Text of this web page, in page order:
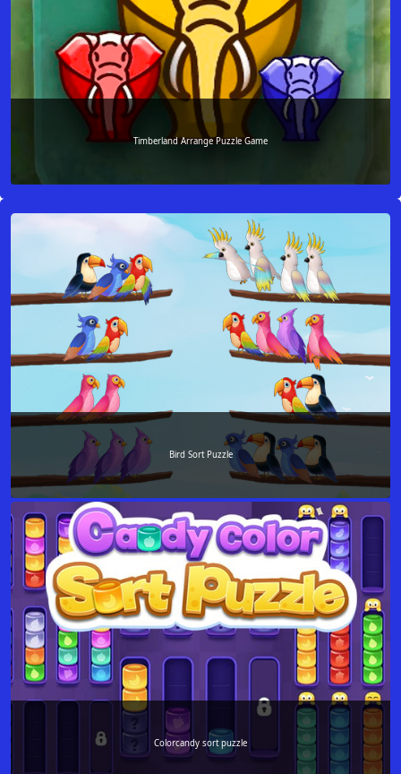
Timberland Arrange Puzzle Game
Bird Sort Puzzle
Colorcandy sort puzzle